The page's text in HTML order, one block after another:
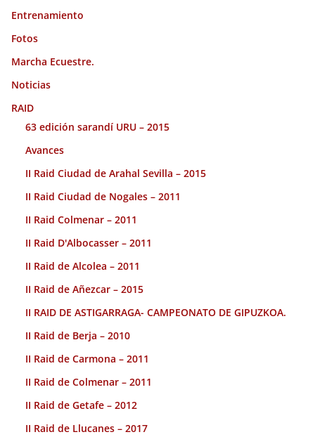
Entrenamiento
Fotos
Marcha Ecuestre.
Noticias
RAID
63 edición sarandí URU – 2015
Avances
II Raid Ciudad de Arahal Sevilla – 2015
II Raid Ciudad de Nogales – 2011
II Raid Colmenar – 2011
II Raid D'Albocasser – 2011
II Raid de Alcolea – 2011
II Raid de Añezcar – 2015
II RAID DE ASTIGARRAGA- CAMPEONATO DE GIPUZKOA.
II Raid de Berja – 2010
II Raid de Carmona – 2011
II Raid de Colmenar – 2011
II Raid de Getafe – 2012
II Raid de Llucanes – 2017